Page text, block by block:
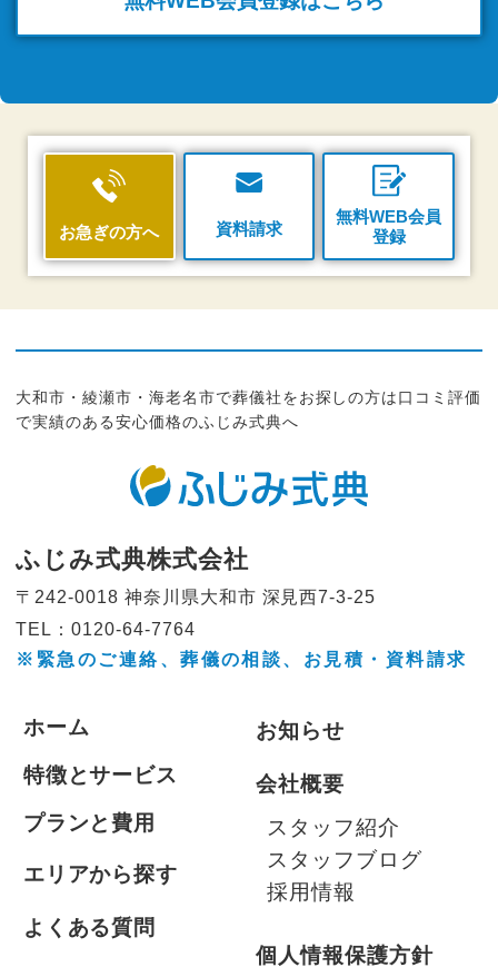
お急ぎの方へ 資料請求
無料WEB会員
登録
大和市・綾瀬市・海老名市で葬儀社をお探しの方は口コミ評価
で実績のある安心価格のふじみ式典へ
ふじみ式典株式会社
〒242-0018 神奈川県大和市 深見西7-3-25
TEL：0120-64-7764
※緊急のご連絡、葬儀の相談、 お見積・資料請求
ホーム
特徴とサービス
プランと費用
エリアから探す
よくある質問
お知らせ
会社概要
スタッフ紹介
スタッフブログ
採用情報
個人情報保護方針